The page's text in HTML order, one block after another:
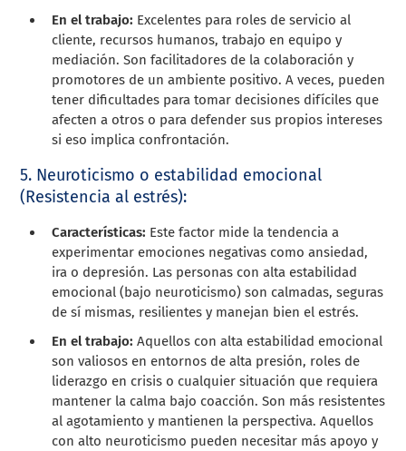
En el trabajo: Excelentes para roles de servicio al
cliente, recursos humanos, trabajo en equipo y
mediación. Son facilitadores de la colaboración y
promotores de un ambiente positivo. A veces, pueden
tener dificultades para tomar decisiones difíciles que
afecten a otros o para defender sus propios intereses
si eso implica confrontación.
5. Neuroticismo o estabilidad emocional
(Resistencia al estrés):
Características: Este factor mide la tendencia a
experimentar emociones negativas como ansiedad,
ira o depresión. Las personas con alta estabilidad
emocional (bajo neuroticismo) son calmadas, seguras
de sí mismas, resilientes y manejan bien el estrés.
En el trabajo: Aquellos con alta estabilidad emocional
son valiosos en entornos de alta presión, roles de
liderazgo en crisis o cualquier situación que requiera
mantener la calma bajo coacción. Son más resistentes
al agotamiento y mantienen la perspectiva. Aquellos
con alto neuroticismo pueden necesitar más apoyo y